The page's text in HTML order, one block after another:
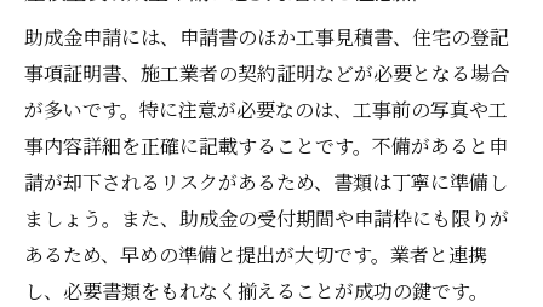
助成金申請には、申請書のほか工事見積書、住宅の登記
事項証明書、施工業者の契約証明などが必要となる場合
が多いです。特に注意が必要なのは、工事前の写真や工
事内容詳細を正確に記載することです。不備があると申
請が却下されるリスクがあるため、書類は丁寧に準備し
ましょう。また、助成金の受付期間や申請枠にも限りが
あるため、早めの準備と提出が大切です。業者と連携
し、必要書類をもれなく揃えることが成功の鍵です。